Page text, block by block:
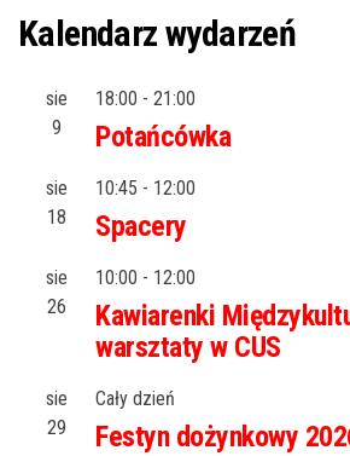
Kalendarz wydarzeń
sie
9
18:00 - 21:00
Potańcówka
sie
18
10:45 - 12:00
Spacery
sie
26
10:00 - 12:00
Kawiarenki
warsztaty w CUS
sie
29
Cały dzień
Festyn dożynkowy